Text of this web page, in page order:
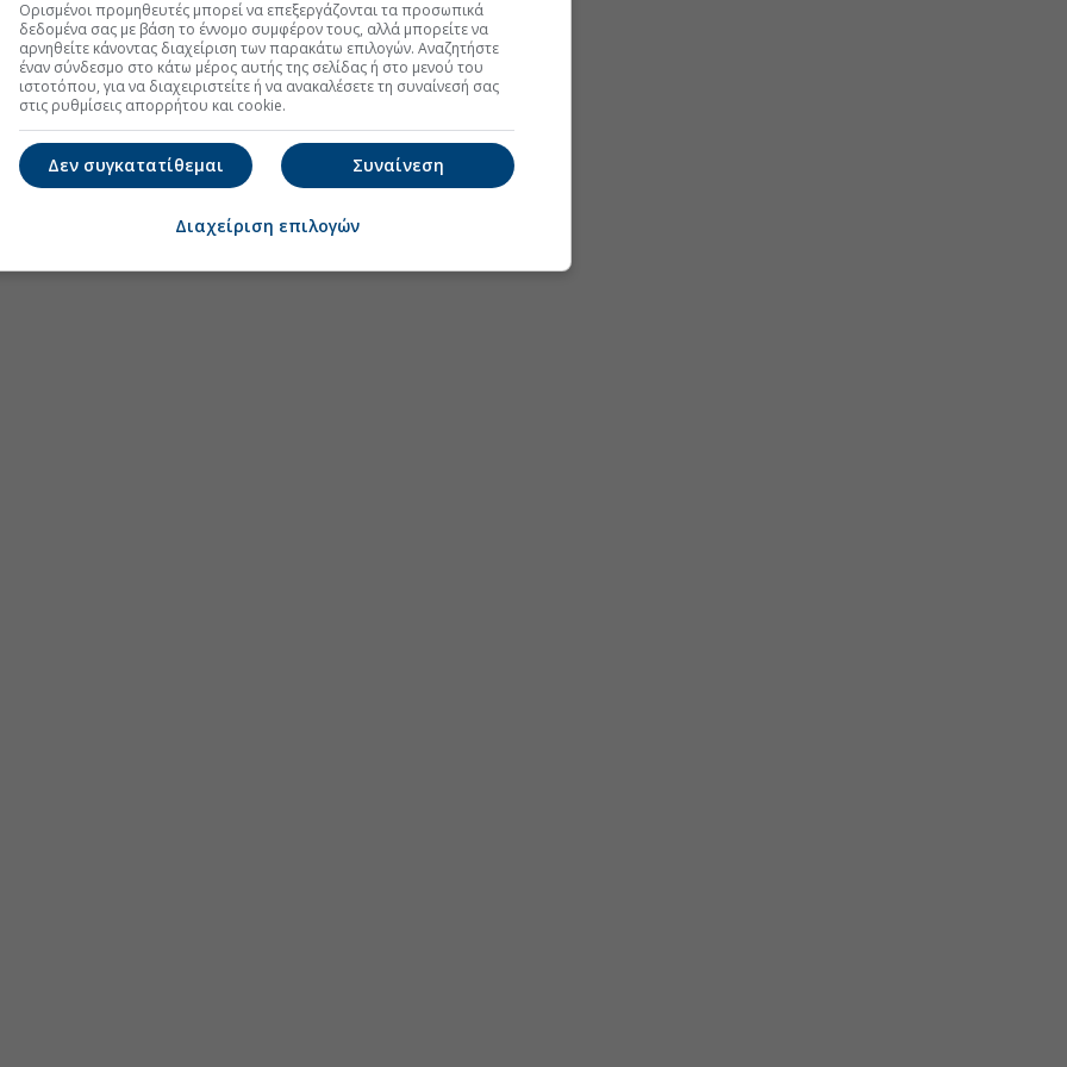
Ορισμένοι προμηθευτές μπορεί να επεξεργάζονται τα προσωπικά
δεδομένα σας με βάση το έννομο συμφέρον τους, αλλά μπορείτε να
αρνηθείτε κάνοντας διαχείριση των παρακάτω επιλογών. Αναζητήστε
έναν σύνδεσμο στο κάτω μέρος αυτής της σελίδας ή στο μενού του
ιστοτόπου, για να διαχειριστείτε ή να ανακαλέσετε τη συναίνεσή σας
στις ρυθμίσεις απορρήτου και cookie.
Συναίνεση
Δεν συγκατατίθεμαι
Διαχείριση επιλογών